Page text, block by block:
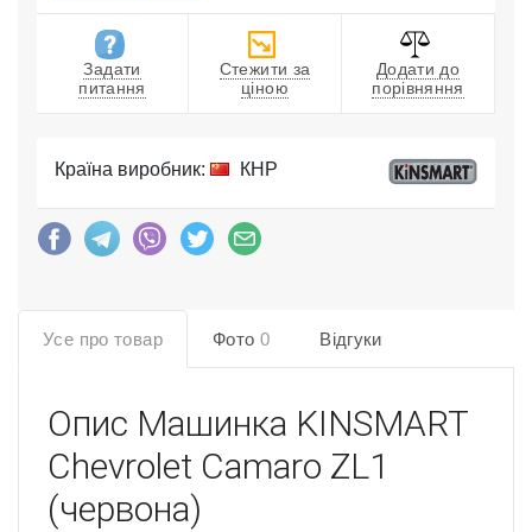
Задати
питання
Стежити за
ціною
Додати до
порівняння
Країна виробник: КНР
Усе про товар Фото 0 Відгуки
Опис Машинка KINSMART
Chevrolet Camaro ZL1
(червона)